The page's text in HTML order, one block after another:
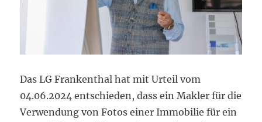
Das LG Frankenthal hat mit Urteil vom
04.06.2024 entschieden, dass ein Makler für die
Verwendung von Fotos einer Immobilie für ein